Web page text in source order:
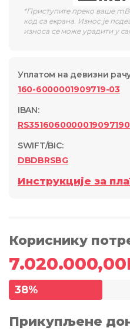
*Приступите преко ваше
код са екрана. Износ је
износа се може урадити у
Уплатом на девизни
160-6000001909719-03
IBAN:
SWIFT/BIC:
DBDBRSBG
Инструкције за
Кориснику
7.020.000,00
38%
Прикупљене